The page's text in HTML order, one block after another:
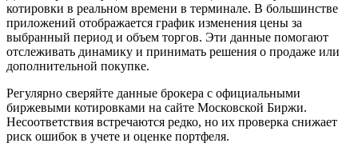
котировки в реальном времени в терминале. В большинстве
приложений отображается график изменения цены за
выбранный период и объем торгов. Эти данные помогают
отслеживать динамику и принимать решения о продаже или
дополнительной покупке.
Регулярно сверяйте данные брокера с официальными
биржевыми котировками на сайте Московской Биржи.
Несоответствия встречаются редко, но их проверка снижает
риск ошибок в учете и оценке портфеля.